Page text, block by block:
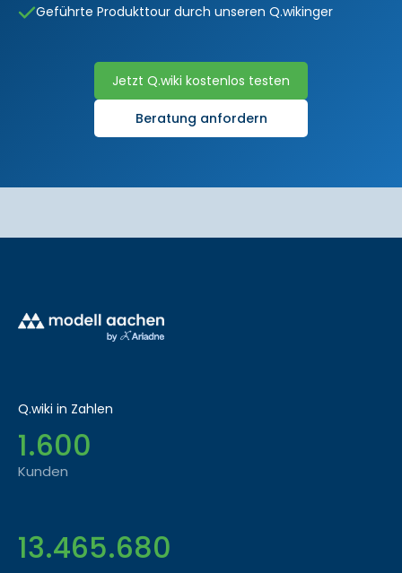
Geführte Produkttour durch unseren Q.wikinger
Jetzt Q.wiki kostenlos testen
Beratung anfordern
Q.wiki in Zahlen
1.600
Kunden
13.465.680